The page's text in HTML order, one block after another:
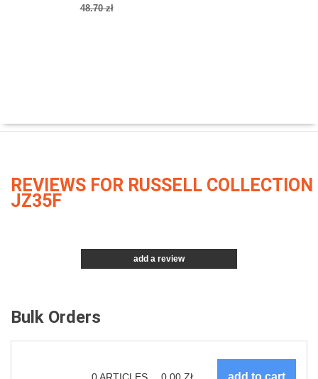
48.70 zł
REVIEWS FOR RUSSELL COLLECTION
JZ35F
add a review
Bulk Orders
0 ARTICLES 0.00 ZŁ